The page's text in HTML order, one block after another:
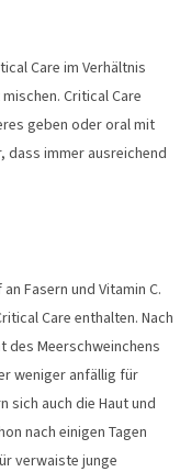
Care im Verhältnis
Critical Care
geben oder oral mit
dass immer ausreichend
Fasern und Vitamin C.
Care enthalten. Nach
des Meerschweinchens
weniger anfällig für
sich auch die Haut und
nach einigen Tagen
verwaiste junge